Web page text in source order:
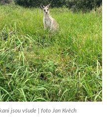
jsou všude | foto Jan Kvěch